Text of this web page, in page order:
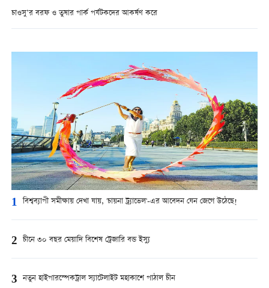
চাওসু’র বরফ ও তুষার পার্ক পর্যটকদের আকর্ষণ করে
1 বিশ্বব্যাপী সমীক্ষায় দেখা যায়, 'চায়না ট্র্যাভেল'-এর আবেদন যেন জেগে উঠেছে!
2 চীনে ৩০ বছর মেয়াদি বিশেষ ট্রেজারি বন্ড ইস্যু
3 নতুন হাইপারস্পেকট্রাল স্যাটেলাইট মহাকাশে পাঠাল চীন